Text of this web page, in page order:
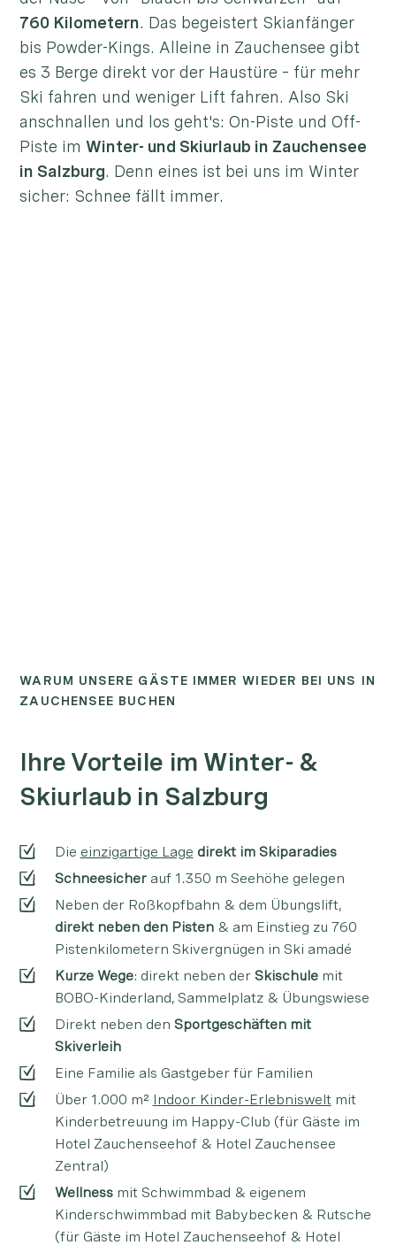
760 Kilometern. Das begeistert Skianfänger
bis Powder-Kings. Alleine in Zauchensee gibt
es 3 Berge direkt vor der Haustüre – für mehr
Ski fahren und weniger Lift fahren. Also Ski
anschnallen und los geht's: On-Piste und Off-
Piste imWinter- und Skiurlaub in Zauchensee
in Salzburg. Denn eines ist bei uns im Winter
sicher: Schnee fällt immer.
WARUM UNSERE GÄSTE IMMER WIEDER BEI UNS IN
ZAUCHENSEE BUCHEN
Ihre Vorteile im Winter- &
Skiurlaub in Salzburg
Die einzigartige Lage direkt im Skiparadies
Schneesicherauf 1.350 m Seehöhe gelegen
Neben der Roßkopfbahn & dem Übungslift,
direkt neben den Pisten& am Einstieg zu 760
Pistenkilometern Skivergnügen in Ski amadé
Kurze Wege: direkt neben der Skischulemit
BOBO-Kinderland, Sammelplatz & Übungswiese
Direkt neben den Sportgeschäften mit
Skiverleih
Eine Familie als Gastgeber für Familien
Über 1.000 m² Indoor Kinder-Erlebniswelt mit
Kinderbetreuung im Happy-Club (für Gäste im
Hotel Zauchenseehof & Hotel Zauchensee
Zentral)
Wellnessmit Schwimmbad & eigenem
Kinderschwimmbad mit Babybecken & Rutsche
(für Gäste im Hotel Zauchenseehof & Hotel